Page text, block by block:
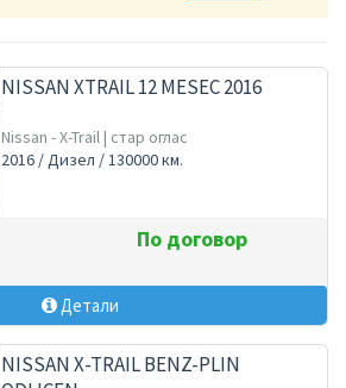
NISSAN XTRAIL 12 MESEC 2016
Nissan - X-Trail | стар оглас
2016 / Дизел / 130000 км.
По договор
Детали
NISSAN X-TRAIL BENZ-PLIN